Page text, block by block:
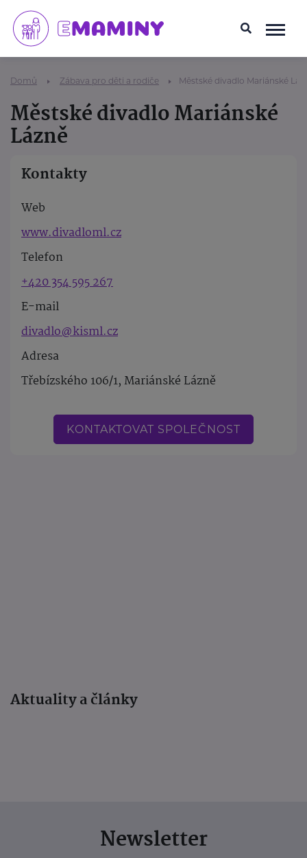
Domů Zábava pro děti a rodiče Městské divadlo Mariánské
Městské divadlo Mariánské
Lázně
Kontakty
Web
www.divadloml.cz
Telefon
+420 354 595 267
E-mail
divadlo@kisml.cz
Adresa
Třebízského 106/1, Mariánské Lázně
KONTAKTOVAT SPOLEČNOST
Aktuality a články
Newsletter